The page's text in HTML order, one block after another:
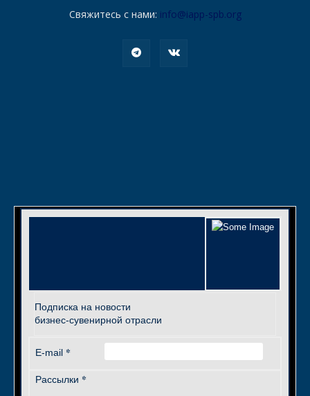
Свяжитесь с нами: info@iapp-spb.org
Подписка на новости
бизнес-сувенирной отрасли
E-mail *
Рассылки *